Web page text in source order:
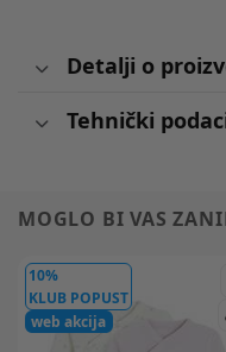
Detalji o
Tehnički
MOGLO BI VAS
10%
KLUB POPUST
web akcija